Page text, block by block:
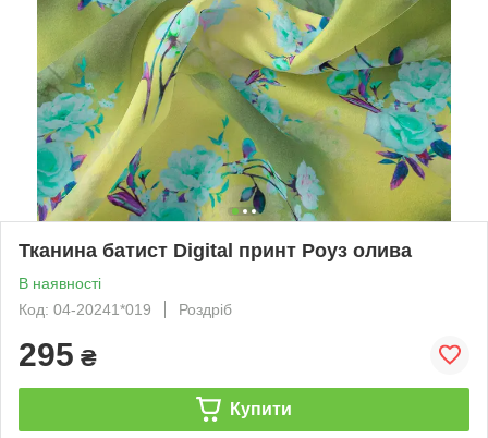
Тканина батист Digital принт Роуз олива
В наявності
Код: 04-20241*019
Роздріб
295 ₴
Купити